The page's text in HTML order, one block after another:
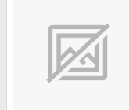
金融・マネー・保険
デジタルコンテンツ
ビジネス・その他サー
Apple公式サイト×楽
Samsung ボーナスキ
週末の高還元 夏の長期版